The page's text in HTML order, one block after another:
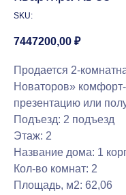
SKU:
7447200,00 ₽
Продается 2-
Новаторов»
презентацию или
Подъезд: 2 подъезд
Этаж: 2
Название дома: 1
Кол-во комнат: 2
Площадь, м2: 62,06